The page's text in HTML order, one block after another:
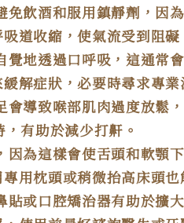
免飲酒和服用鎮靜劑，因
道收縮，使氣流受到阻礙
覺地透過口呼吸，這通常
解症狀，必要時尋求專業
會導致喉部肌肉過度放鬆
，有助於減少打鼾。
因為這樣會使舌頭和軟顎
用枕頭或稍微抬高床頭
貼或口腔矯治器有助於擴